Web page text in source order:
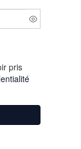
pris